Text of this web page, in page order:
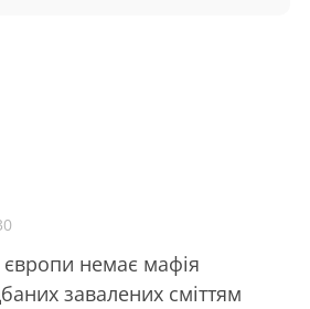
європи немає мафія
завалених сміттям